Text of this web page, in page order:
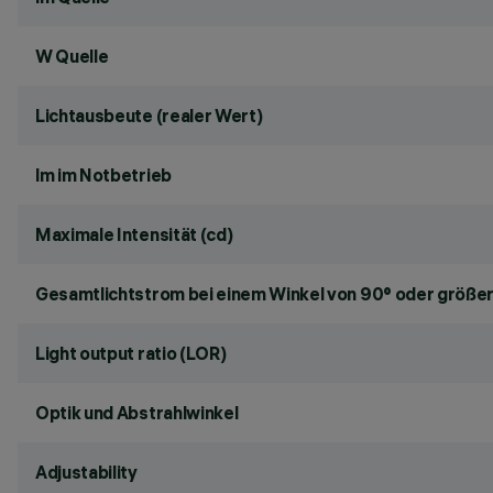
W Quelle
Lichtausbeute (realer Wert)
lm im Notbetrieb
Maximale Intensität (cd)
Gesamtlichtstrom bei einem Winkel von 90° oder
Light output ratio (LOR)
Optik und Abstrahlwinkel
Adjustability